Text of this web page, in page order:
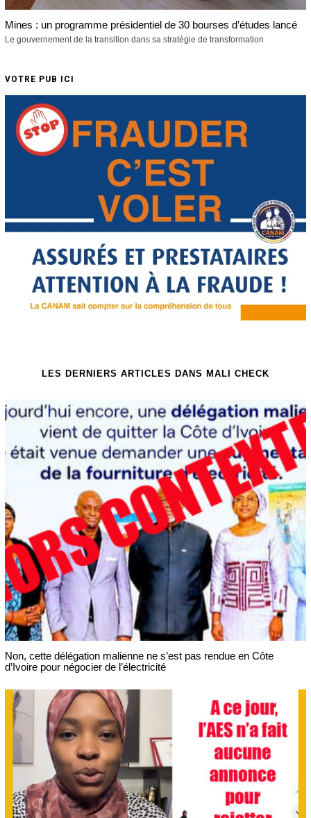
Mines : un programme présidentiel de 30 bourses d’études lancé
Le gouvernement de la transition dans sa stratégie de transformation
VOTRE PUB ICI
LES DERNIERS ARTICLES DANS MALI CHECK
Non, cette délégation malienne ne s’est pas rendue en Côte
d’Ivoire pour négocier de l’électricité